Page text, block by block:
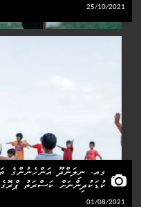
25/10/2021
ގއ. ނިލަންދޫ އަންހެނުންގެ
ކުޑަކުދިންނަށް ކަސްރަތު
01/08/2021